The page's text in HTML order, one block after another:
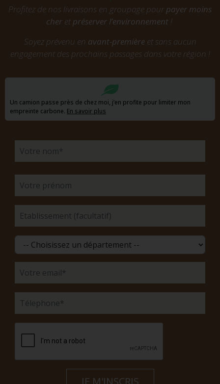
Profitez de nos livraisons en groupage pourpayer moins
cheret préserver l’environnement!
Soyez prévenu en avant-premièreet sans aucun
engagement des prochains passages dans votre région !
Un camion passe près de chez moi, j’en profite pour limiter mon
empreinte carbone. En savoir plus